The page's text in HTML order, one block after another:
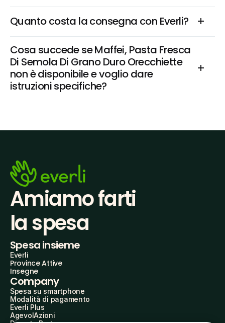
Quanto costa la consegna con Everli?
Cosa succede se Maffei, Pasta Fresca
Di Semola Di Grano Duro Orecchiette
non è disponibile e voglio dare
istruzioni specifiche?
Amiamo farti
la spesa
Spesa insieme
Everli
Province Attive
Insegne
Company
Spesa su smartphone
Modalità di pagamento
Everli Plus
AgevolAzioni